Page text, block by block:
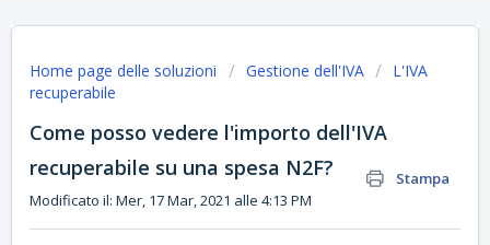
Home page delle soluzioni Gestione dell'IVA
L'IVA
recuperabile
Come posso vedere l'importo dell'IVA
recuperabile su una spesa N2F?
Stampa
Modificato il: Mer, 17 Mar, 2021 alle 4:13 PM